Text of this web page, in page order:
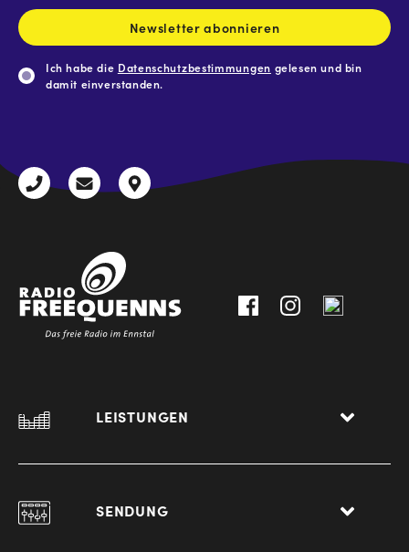
Newsletter abonnieren
Ich habe die Datenschutzbestimmungen gelesen und bin
damit einverstanden.
+43
radio@freequenns.at
Kulturhausstraße
LEISTUNGEN
SENDUNG